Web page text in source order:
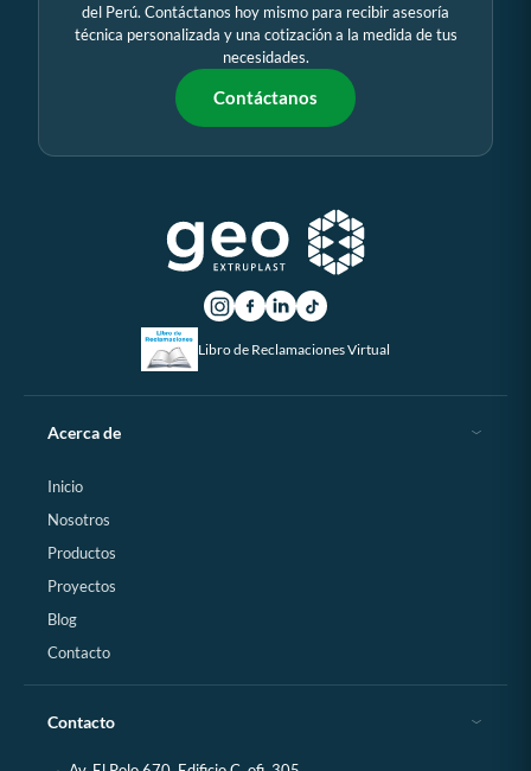
del Perú. Contáctanos hoy mismo para recibir asesoría
técnica personalizada y una cotización a la medida de tus
necesidades.
Contáctanos
Libro de Reclamaciones Virtual
Acerca de
Inicio
Nosotros
Productos
Proyectos
Blog
Contacto
Contacto